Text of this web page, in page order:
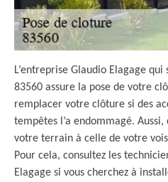
L’entreprise Glaudio Elagage
83560 assure la pose de votre
remplacer votre clôture si des
tempêtes l’a endommagé.
votre terrain à celle de votre
Pour cela, consultez les
Elagage si vous cherchez à